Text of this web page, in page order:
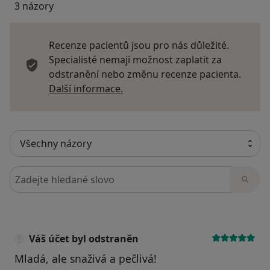
3 názory
Recenze pacientů jsou pro nás důležité.
Specialisté nemají možnost zaplatit za
odstranění nebo změnu recenze pacienta.
Další informace.
Hledejte v názorech
Váš účet byl odstraněn
Mladá, ale snaživá a pečlivá!